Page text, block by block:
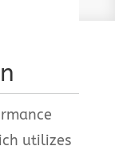
utilizes